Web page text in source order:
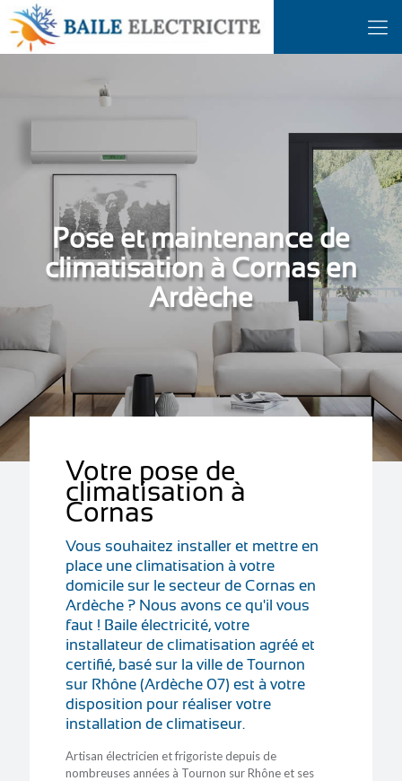
Pose et maintenance de
climatisation à Cornas en
Ardèche
Votre pose de
climatisation à
Cornas
Vous souhaitez installer et mettre en
place une climatisation à votre
domicile sur le secteur de Cornas en
Ardèche ? Nous avons ce qu'il vous
faut ! Baile électricité, votre
installateur de climatisation agréé et
certifié, basé sur la ville de Tournon
sur Rhône (Ardèche 07) est à votre
disposition pour réaliser votre
installation de climatiseur.
Artisan électricien et frigoriste depuis de
nombreuses années à Tournon sur Rhône et ses